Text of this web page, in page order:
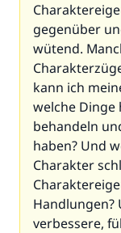
gegenüber
wütend.
kann ich
welche Dinge
behandeln
haben? Und
Charakter
Handlungen?
verbessere,